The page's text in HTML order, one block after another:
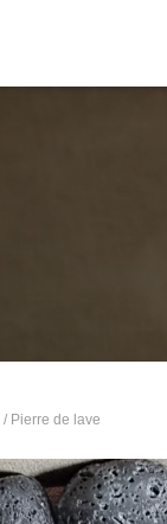
/ Pierre de lave